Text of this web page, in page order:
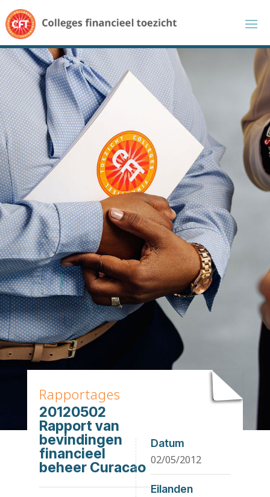
Rapportages
20120502
Rapport van
bevindingen
financieel
beheer Curacao
Datum
02/05/2012
Eilanden